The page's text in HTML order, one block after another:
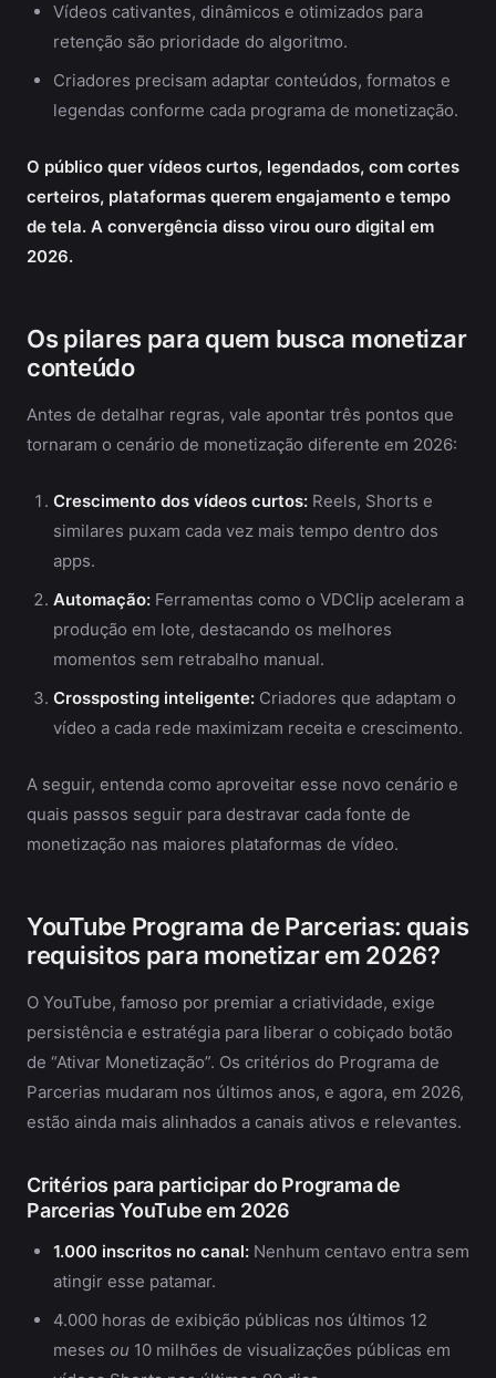
Vídeos cativantes, dinâmicos e otimizados para
retenção são prioridade do algoritmo.
Criadores precisam adaptar conteúdos, formatos e
legendas conforme cada programa de monetização.
O público quer vídeos curtos, legendados, com cortes
certeiros, plataformas querem engajamento e tempo
de tela. A convergência disso virou ouro digital em
2026.
Os pilares para quem busca monetizar
conteúdo
Antes de detalhar regras, vale apontar três pontos que
tornaram o cenário de monetização diferente em 2026:
Crescimento dos vídeos curtos: Reels, Shorts e
similares puxam cada vez mais tempo dentro dos
apps.
Automação: Ferramentas como o VDClip aceleram a
produção em lote, destacando os melhores
momentos sem retrabalho manual.
Crossposting inteligente: Criadores que adaptam o
vídeo a cada rede maximizam receita e crescimento.
A seguir, entenda como aproveitar esse novo cenário e
quais passos seguir para destravar cada fonte de
monetização nas maiores plataformas de vídeo.
YouTube Programa de Parcerias: quais
requisitos para monetizar em 2026?
O YouTube, famoso por premiar a criatividade, exige
persistência e estratégia para liberar o cobiçado botão
de “Ativar Monetização”. Os critérios do Programa de
Parcerias mudaram nos últimos anos, e agora, em 2026,
estão ainda mais alinhados a canais ativos e relevantes.
Critérios para participar do Programa de
Parcerias YouTube em 2026
1.000 inscritos no canal: Nenhum centavo entra sem
atingir esse patamar.
4.000 horas de exibição públicas nos últimos 12
meses ou 10 milhões de visualizações públicas em